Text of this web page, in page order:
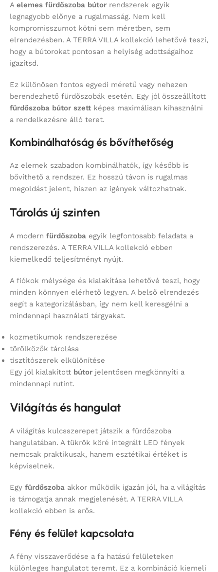
A elemes fürdőszoba bútor rendszerek egyik
legnagyobb előnye a rugalmasság. Nem kell
kompromisszumot kötni sem méretben, sem
elrendezésben. A TERRA VILLA kollekció lehetővé teszi,
hogy a bútorokat pontosan a helyiség adottságaihoz
igazítsd.
Ez különösen fontos egyedi méretű vagy nehezen
berendezhető fürdőszobák esetén. Egy jól összeállított
fürdőszoba bútor szett képes maximálisan kihasználni
a rendelkezésre álló teret.
Kombinálhatóság és bővíthetőség
Az elemek szabadon kombinálhatók, így később is
bővíthető a rendszer. Ez hosszú távon is rugalmas
megoldást jelent, hiszen az igények változhatnak.
Tárolás új szinten
A modern fürdőszoba egyik legfontosabb feladata a
rendszerezés. A TERRA VILLA kollekció ebben
kiemelkedő teljesítményt nyújt.
A fiókok mélysége és kialakítása lehetővé teszi, hogy
minden könnyen elérhető legyen. A belső elrendezés
segít a kategorizálásban, így nem kell keresgélni a
mindennapi használati tárgyakat.
kozmetikumok rendszerezése
törölközők tárolása
tisztítószerek elkülönítése
Egy jól kialakított bútor jelentősen megkönnyíti a
mindennapi rutint.
Világítás és hangulat
A világítás kulcsszerepet játszik a fürdőszoba
hangulatában. A tükrök köré integrált LED fények
nemcsak praktikusak, hanem esztétikai értéket is
képviselnek.
Egy fürdőszoba akkor működik igazán jól, ha a világítás
is támogatja annak megjelenését. A TERRA VILLA
kollekció ebben is erős.
Fény és felület kapcsolata
A fény visszaverődése a fa hatású felületeken
különleges hangulatot teremt. Ez a kombináció kiemeli